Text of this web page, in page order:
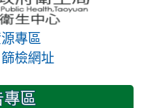
專區
檢網址
區